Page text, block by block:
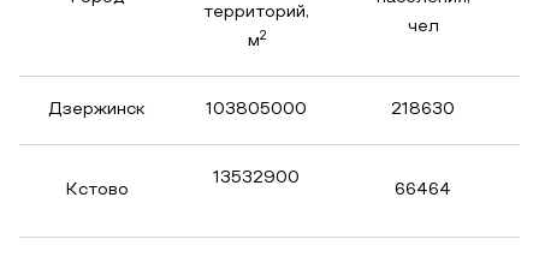
территорий,
м2
чел
Дзержинск 103805000 218630
Кстово
13532900
66464